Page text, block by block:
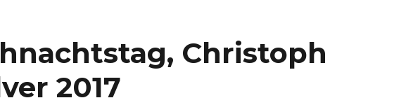
Christoph
2017